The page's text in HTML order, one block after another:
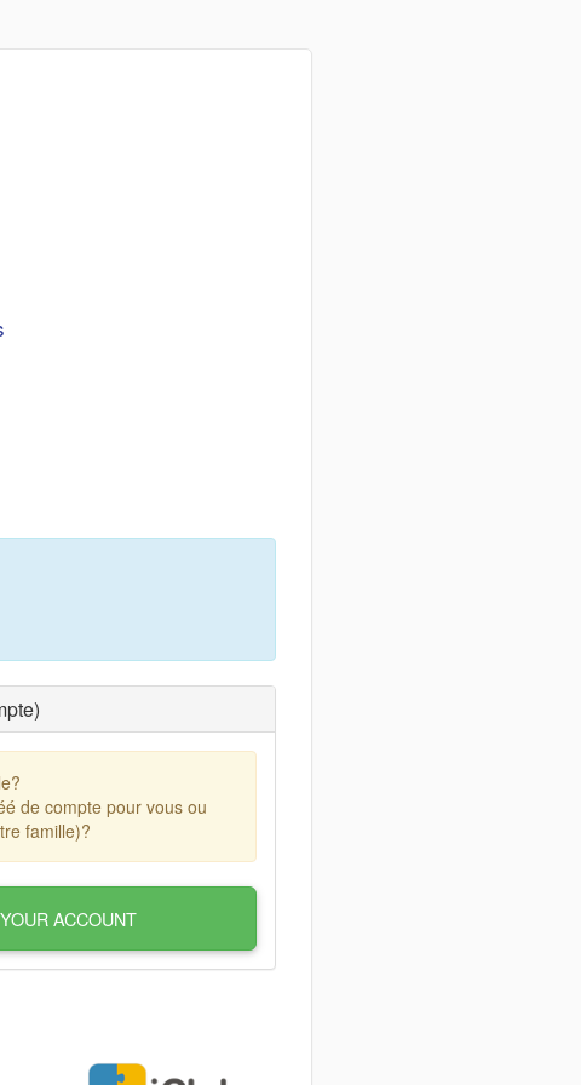
de compte pour vous ou
famille)?
ACCOUNT